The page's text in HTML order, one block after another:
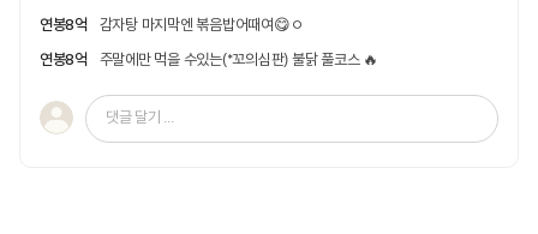
연봉8억 감자탕 마지막엔 볶음밥어때여😋ㅇ
연봉8억 주말에만 먹을 수있는(*꼬의심판) 불닭 풀코스 🔥
댓글 달기 ...